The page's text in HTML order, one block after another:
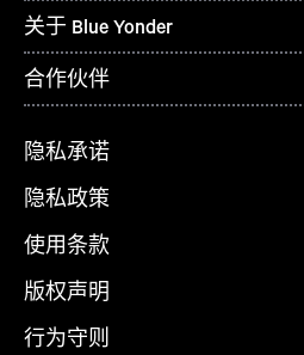
关于 Blue Yonder
合作伙伴
隐私承诺
隐私政策
使用条款
版权声明
行为守则